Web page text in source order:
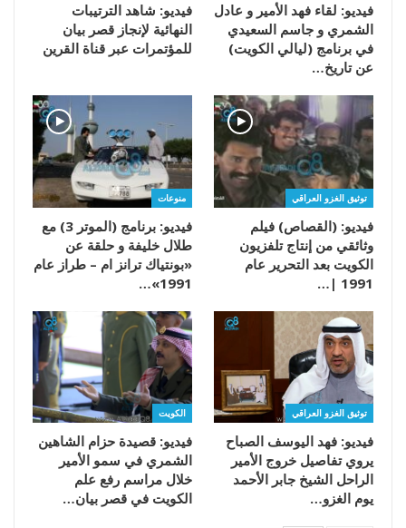
فيديو: لقاء فهد الأمير و عادل
الشمري و جاسم السعيدي
في برنامج (ليالي الكويت)
عن تاريخ…
فيديو: شاهد الترتيبات
النهائية لإنجاز قصر بيان
للمؤتمرات عبر قناة القرين
توثيق الغزو العراقي
فيديو: (القصاص) فيلم
وثائقي من إنتاج تلفزيون
الكويت بعد التحرير عام
1991 |…
منوعات
فيديو: برنامج (الموتر 3) مع
طلال خليفة و حلقة عن
«بونتياك ترانز ام – طراز عام
1991»…
توثيق الغزو العراقي
فيديو: فهد اليوسف الصباح
يروي تفاصيل خروج الأمير
الراحل الشيخ جابر الأحمد
يوم الغزو…
الكويت
فيديو: قصيدة حزام الشاهين
الشمري في سمو الأمير
خلال مراسم رفع علم
الكويت في قصر بيان…